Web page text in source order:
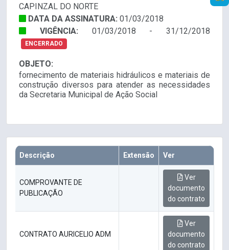
CAPINZAL DO NORTE
DATA DA ASSINATURA: 01/03/2018
VIGÊNCIA: 01/03/2018 - 31/12/2018
ENCERRADO
OBJETO:
fornecimento de materiais hidráulicos e materiais de
construção diversos para atender as necessidades
da Secretaria Municipal de Ação Social
Descrição Extensão Ver
COMPROVANTE DE
PUBLICAÇÃO
Ver
documento
do contrato
CONTRATO AURICELIO ADM
Ver
documento
do contrato